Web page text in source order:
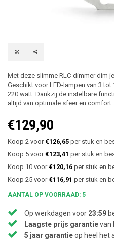
Met deze slimme RLC-dimmer dim
Geschikt voor LED-lampen van 3
220 watt. Dankzij de instelbare
altijd van optimale sfeer en comfort.
€129,90
Koop 2 voor €126,65 per stuk en
Koop 5 voor €123,41 per stuk en
Koop 10 voor €120,16 per stuk en
Koop 25 voor €116,91 per stuk en
AANTAL OP VOORRAAD: 5
Op werkdagen voor 23:59
Laagste prijs garantievan
5 jaar garantieop heel het